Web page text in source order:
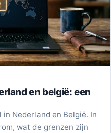
en belgië: een
Nederland en België. In
wat de grenzen zijn